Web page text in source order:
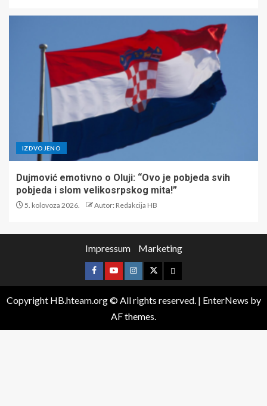
IZDVOJENO
Dujmović emotivno o Oluji: “Ovo je pobjeda svih
pobjeda i slom velikosrpskog mita!”
5. kolovoza 2026. Autor: Redakcija HB
Impressum Marketing
Copyright HB.hteam.org © All rights reserved. | EnterNews by
AF themes.